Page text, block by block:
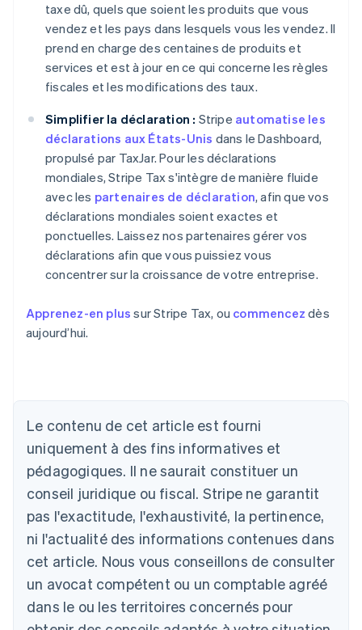
taxe dû, quels que soient les produits que vous
vendez et les pays dans lesquels vous les vendez. Il
prend en charge des centaines de produits et
services et est à jour en ce qui concerne les règles
fiscales et les modifications des taux.
Simplifier la déclaration : Stripe automatise les
déclarations aux États-Unis dans le Dashboard,
propulsé par TaxJar. Pour les déclarations
mondiales, Stripe Tax s'intègre de manière fluide
avec les partenaires de déclaration, afin que vos
déclarations mondiales soient exactes et
ponctuelles. Laissez nos partenaires gérer vos
déclarations afin que vous puissiez vous
concentrer sur la croissance de votre entreprise.
Apprenez-en plus sur Stripe Tax, ou commencez dès
aujourd’hui.
Le contenu de cet article est fourni
uniquement à des fins informatives et
pédagogiques. Il ne saurait constituer un
conseil juridique ou fiscal. Stripe ne garantit
pas l'exactitude, l'exhaustivité, la pertinence,
ni l'actualité des informations contenues dans
cet article. Nous vous conseillons de consulter
un avocat compétent ou un comptable agréé
dans le ou les territoires concernés pour
Allemagne
DeutschEnglish
Australie
English
Autriche
Deutsch English
Belgique
NederlandsFrançaisDeutschEnglish
Brésil
Bulgarie
English
Canada